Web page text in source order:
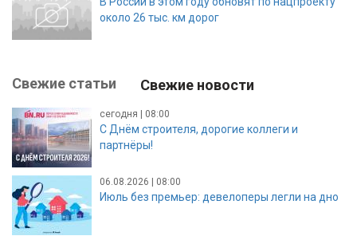
около 26 тыс. км дорог
Свежие статьи Свежие новости
сегодня | 08:00
С Днём строителя, дорогие коллеги и
партнёры!
06.08.2026 | 08:00
Июль без премьер: девелоперы легли на дно